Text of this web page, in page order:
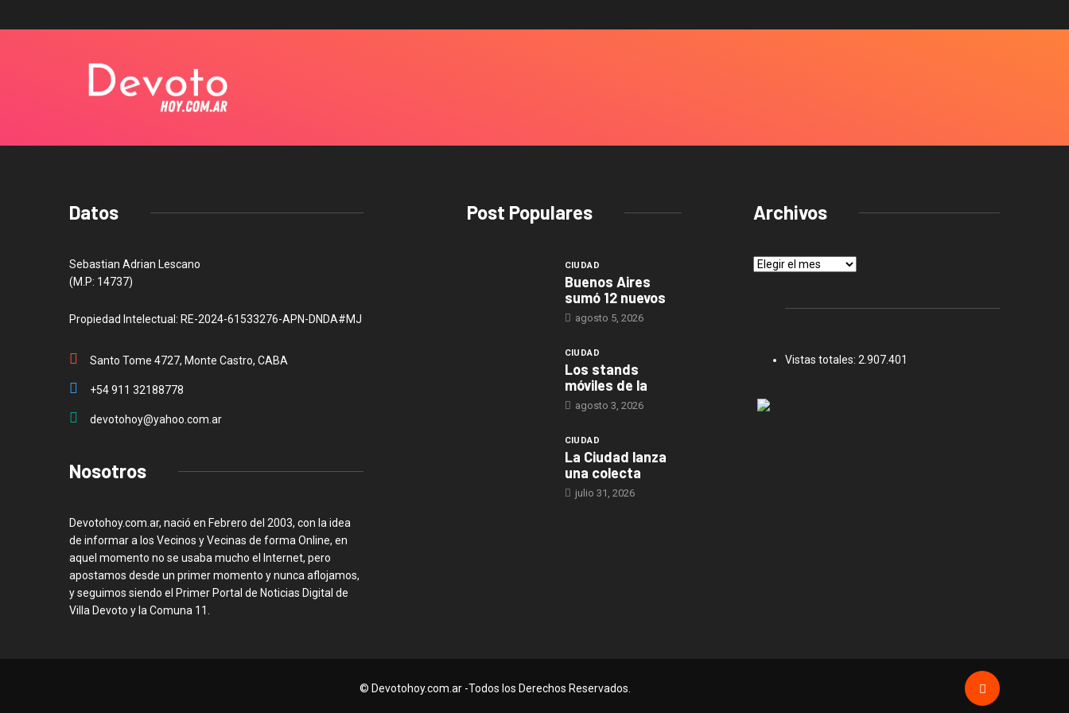
Datos
Sebastian Adrian Lescano
(M.P: 14737)
Propiedad Intelectual: RE-2024-61533276-APN-DNDA#MJ
Santo Tome 4727, Monte Castro, CABA
+54 911 32188778
devotohoy@yahoo.com.ar
Nosotros
Devotohoy.com.ar, nació en Febrero del 2003, con la idea
de informar a los Vecinos y Vecinas de forma Online, en
aquel momento no se usaba mucho el Internet, pero
apostamos desde un primer momento y nunca aflojamos,
y seguimos siendo el Primer Portal de Noticias Digital de
Villa Devoto y la Comuna 11.
Post Populares
CIUDAD
Buenos Aires
sumó 12 nuevos
agosto 5, 2026
CIUDAD
Los stands
móviles de la
agosto 3, 2026
CIUDAD
La Ciudad lanza
una colecta
julio 31, 2026
Archivos
Archivos
Vistas totales: 2.907.401
© Devotohoy.com.ar -Todos los Derechos Reservados.